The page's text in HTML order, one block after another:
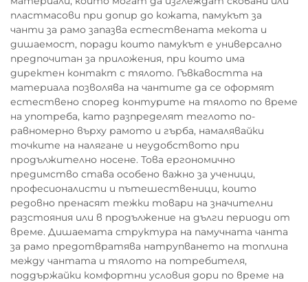
пластмасови при допир до кожата, памукът за
чанти за рамо запазва естествената мекота и
дишаемост, поради които памукът е универсално
предпочитан за приложения, при които има
директен контакт с тялото. Гъвкавостта на
материала позволява на чантите да се оформят
естествено според контурите на тялото по време
на употреба, като разпределят теглото по-
равномерно върху рамото и гърба, намалявайки
точките на налягане и неудобството при
продължително носене. Това ергономично
предимство става особено важно за ученици,
професионалисти и пътешественици, които
редовно пренасят тежки товари на значителни
разстояния или в продължение на дълги периоди от
време. Дишаемата структура на памучната чанта
за рамо предотвратява натрупването на топлина
между чантата и тялото на потребителя,
поддържайки комфортни условия дори по време на